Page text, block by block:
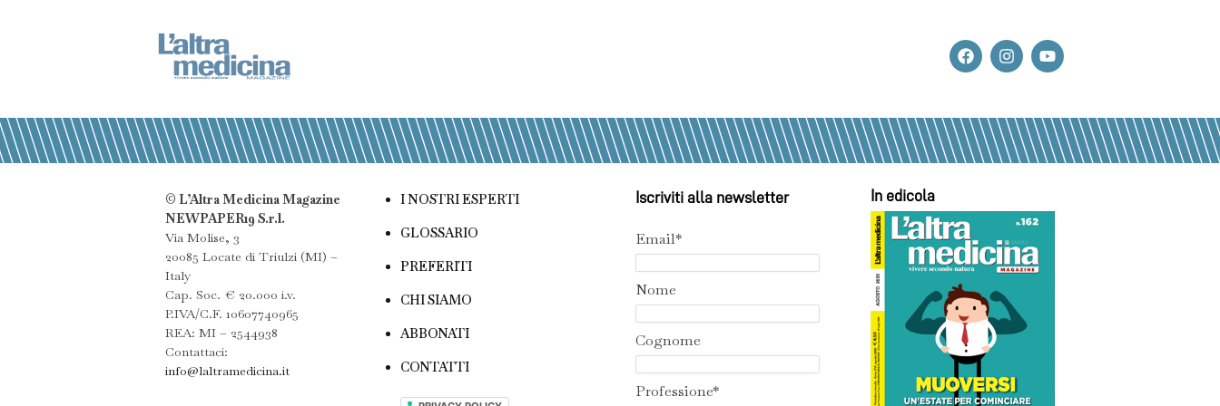
© L’Altra Medicina Magazine
NEWPAPER19 S.r.l.
Via Molise, 3
20085 Locate di Triulzi (MI) –
Italy
Cap. Soc. € 20.000 i.v.
P.IVA/C.F. 10607740965
REA: MI – 2544938
Contattaci:
info@laltramedicina.it
I NOSTRI ESPERTI
GLOSSARIO
PREFERITI
CHI SIAMO
ABBONATI
CONTATTI
Iscriviti alla newsletter
Email*
Nome
Cognome
Professione*
In edicola